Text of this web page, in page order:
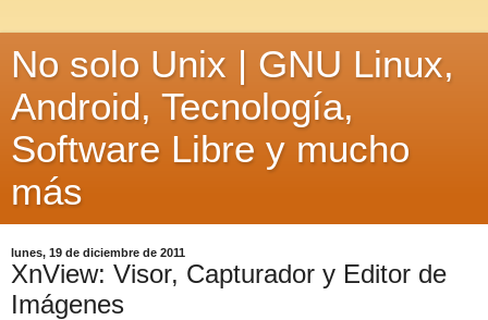
No solo Unix | GNU Linux,
Android, Tecnología,
Software Libre y mucho
más
lunes, 19 de diciembre de 2011
XnView: Visor, Capturador y Editor de
Imágenes